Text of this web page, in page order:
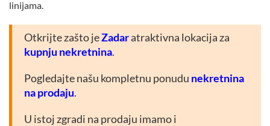
linijama.
Otkrijte zašto jeZadaratraktivna lokacija za
kupnju nekretnina.
Pogledajte našu kompletnu ponudu nekretnina
na prodaju.
U istoj zgradi na prodaju imamo i